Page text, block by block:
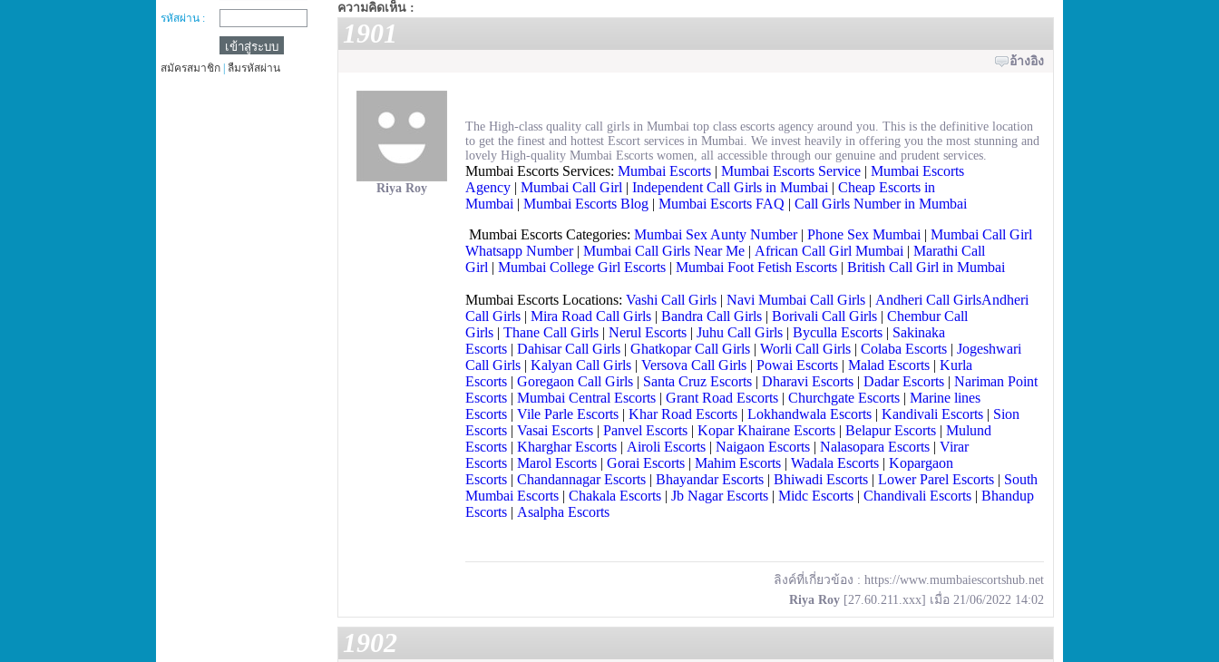
รหัสผ่าน :
สมัครสมาชิก ลืมรหัสผ่าน
ความคิดเห็น :
1901
อ้างอิง
Riya Roy
The High-class quality call girls in Mumbai top class escorts agency around you. This is the definitive location
to get the finest and hottest Escort services in Mumbai. We invest heavily in offering you the most stunning and
lovely High-quality Mumbai Escorts women, all accessible through our genuine and prudent services.
Mumbai Escorts Services: Mumbai Escorts | Mumbai Escorts Service | Mumbai Escorts
Agency | Mumbai Call Girl | Independent Call Girls in Mumbai | Cheap Escorts in
Mumbai | Mumbai Escorts Blog | Mumbai Escorts FAQ | Call Girls Number in Mumbai
Mumbai Escorts Categories: Mumbai Sex Aunty Number| Phone Sex Mumbai | Mumbai Call Girl
Whatsapp Number| Mumbai Call Girls Near Me | African Call Girl Mumbai | Marathi Call
Girl | Mumbai College Girl Escorts | Mumbai Foot Fetish Escorts | British Call Girl in Mumbai
Mumbai Escorts Locations: Vashi Call Girls | Navi Mumbai Call Girls | Andheri Call GirlsAndheri
Call Girls | Mira Road Call Girls | Bandra Call Girls | Borivali Call Girls | Chembur Call
Girls | Thane Call Girls | Nerul Escorts | Juhu Call Girls | Byculla Escorts | Sakinaka
Escorts | Dahisar Call Girls | Ghatkopar Call Girls | Worli Call Girls | Colaba Escorts | Jogeshwari
Call Girls | Kalyan Call Girls | Versova Call Girls | Powai Escorts | Malad Escorts | Kurla
Escorts | Goregaon Call Girls | Santa Cruz Escorts | Dharavi Escorts | Dadar Escorts | Nariman Point
Escorts | Mumbai Central Escorts | Grant Road Escorts | Churchgate Escorts | Marine lines
Escorts | Vile Parle Escorts | Khar Road Escorts | Lokhandwala Escorts | Kandivali Escorts | Sion
Escorts | Vasai Escorts | Panvel Escorts | Kopar Khairane Escorts | Belapur Escorts | Mulund
Escorts | Kharghar Escorts | Airoli Escorts | Naigaon Escorts | Nalasopara Escorts | Virar
Escorts | Marol Escorts | Gorai Escorts | Mahim Escorts | Wadala Escorts | Kopargaon
Escorts | Chandannagar Escorts | Bhayandar Escorts | Bhiwadi Escorts | Lower Parel Escorts | South
Mumbai Escorts | Chakala Escorts | Jb Nagar Escorts | Midc Escorts | Chandivali Escorts | Bhandup
Escorts | Asalpha Escorts
ลิงค์ที่เกี่ยวข้อง : https://www.mumbaiescortshub.net
Riya Roy [27.60.211.xxx] เมื่อ 21/06/2022 14:02
1902